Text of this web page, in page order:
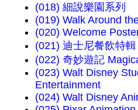
(018) 細說樂園系列
(019) Walk Around
(020) Welcome
(021) 迪士尼餐飲特輯
(022) 奇妙遊記
(023) Walt Disney
Entertainment
(024) Walt Disney